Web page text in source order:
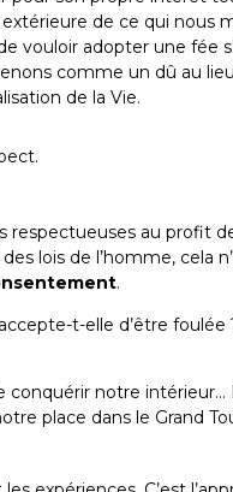
de ce qui nous
vouloir adopter une fée
comme un dû au
de la Vie.
respectueuses au profit
lois de l’homme, cela
.
t-elle d’être foulée
conquérir notre intérieur…
place dans le Grand